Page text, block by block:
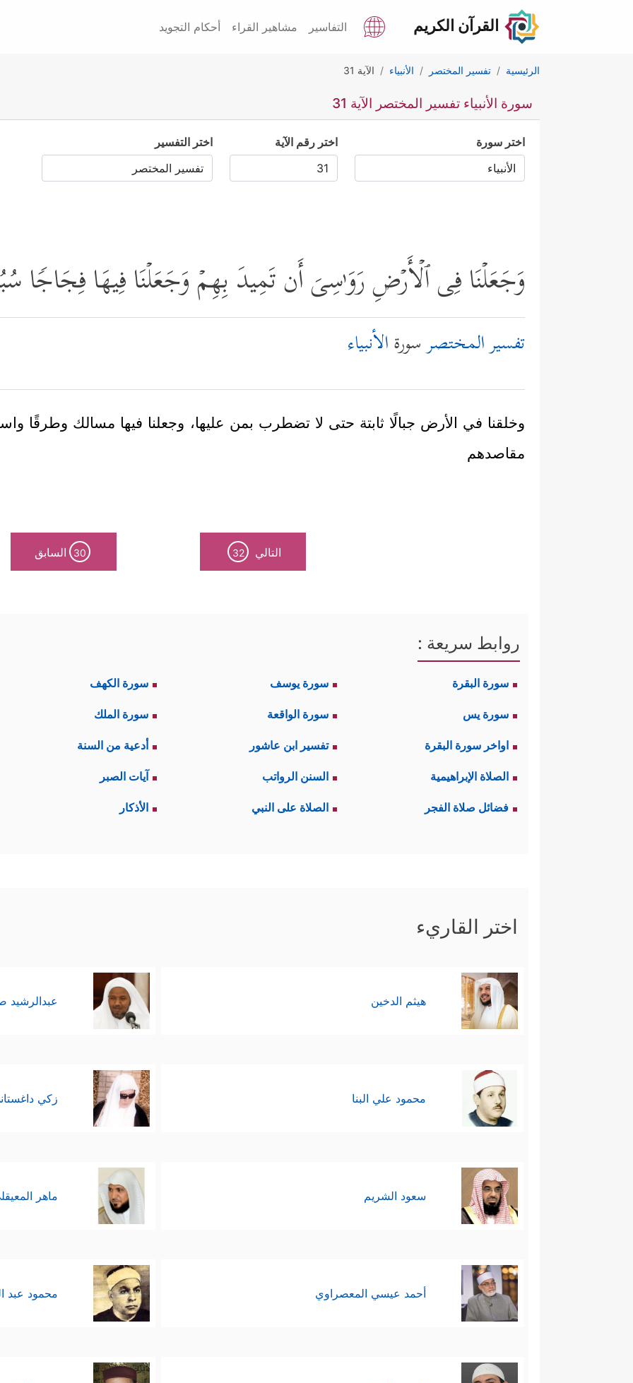
القرآن الكريم التفاسير مشاهير القراء أحكام التجويد
الرئيسية تفسير المختصر الأنبياء الآية 31
سورة الأنبياء تفسير المختصر الآية 31
اختر سورة اختر رقم الآية اختر التفسير
وَجَعَلۡنَا فِی ٱلۡأَرۡضِ رَوَ ٰ⁠سِیَ أَن تَمِیدَ بِهِمۡ وَجَعَلۡنَا فِیهَا فِجَاجࣰا
تفسير المختصرسورةالأنبياء
وخلقنا في الأرض جبالًا ثابتة حتى لا تضطرب بمن عليها، وجعلنا فيها مسالك وطرقًا
مقاصدهم
التالي 32
30 السابق
روابط سريعة :
سورة البقرة سورة يوسف سورة الكهف
سورة يس سورة الواقعة سورة الملك
اواخر سورة البقرة تفسير ابن عاشور أدعية من السنة
الصلاة الإبراهيمية السنن الرواتب آيات الصبر
فضائل صلاة الفجر الصلاة على النبي الأذكار
اختر القاريء
هيثم الدخين عبدالرشيد
محمود علي البنا زكي
سعود الشريم ماهر
أحمد عيسي المعصراوي محمود عبد